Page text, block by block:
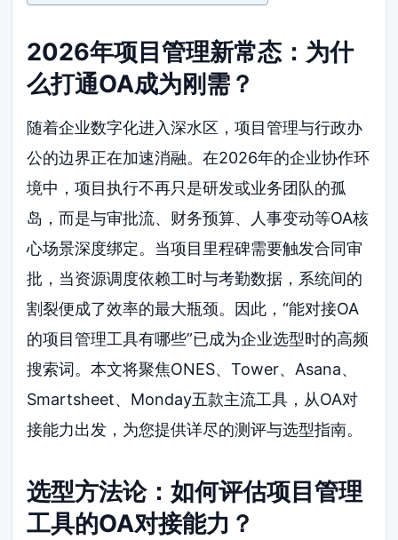
2026年项目管理新常态：为什
么打通OA成为刚需？
随着企业数字化进入深水区，项目管理与行政办
公的边界正在加速消融。在2026年的企业协作环
境中，项目执行不再只是研发或业务团队的孤
岛，而是与审批流、财务预算、人事变动等OA核
心场景深度绑定。当项目里程碑需要触发合同审
批，当资源调度依赖工时与考勤数据，系统间的
割裂便成了效率的最大瓶颈。因此，“能对接OA
的项目管理工具有哪些”已成为企业选型时的高频
搜索词。本文将聚焦ONES、Tower、Asana、
Smartsheet、Monday五款主流工具，从OA对
接能力出发，为您提供详尽的测评与选型指南。
选型方法论：如何评估项目管理
工具的OA对接能力？